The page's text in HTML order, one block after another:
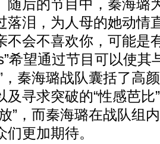
随后的节目中，秦海璐
落泪，为人母的她动情
不会不喜欢你，可能是
希望通过节目可以使
，秦海璐战队囊括了高
寻求突破的“性感芭比
”，而秦海璐在战队组
更加期待。